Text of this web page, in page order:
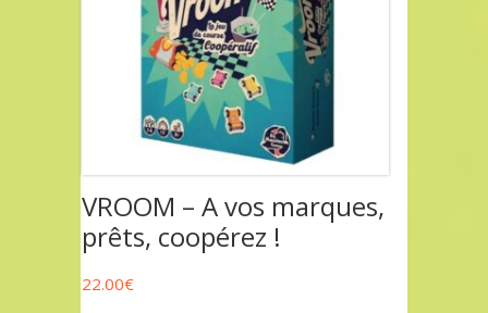
VROOM – A vos marques,
prêts, coopérez !
22.00€